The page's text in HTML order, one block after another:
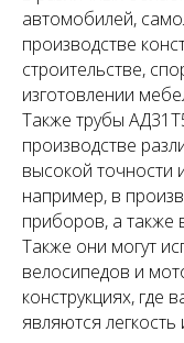
автомобилей,
производстве
строительстве,
изготовлении
Также трубы
производстве
высокой точности
например, в
приборов, а также
Также они могут
велосипедов и
конструкциях, где
являются